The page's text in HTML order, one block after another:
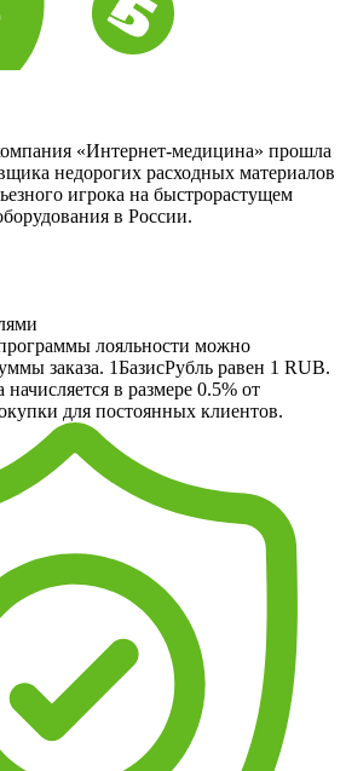
«Интернет-медицина» прошла
недорогих расходных материалов
игрока на быстрорастущем
в России.
лояльности можно
заказа. 1БазисРубль равен 1 RUB.
в размере 0.5% от
для постоянных клиентов.